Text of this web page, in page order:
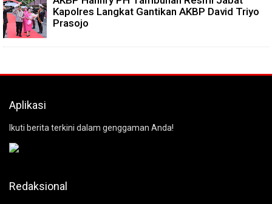
Kapolres Langkat Gantikan AKBP David Triyo
Prasojo
Aplikasi
Ikuti berita terkini dalam genggaman Anda!
Redaksional